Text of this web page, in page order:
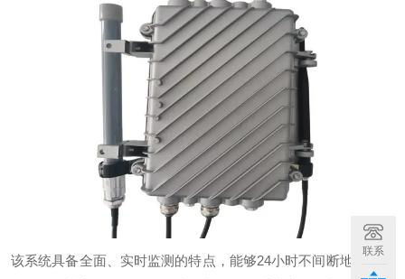
该系统具备全面、实时监测的特点，能够24小时不间断地监控电
联系